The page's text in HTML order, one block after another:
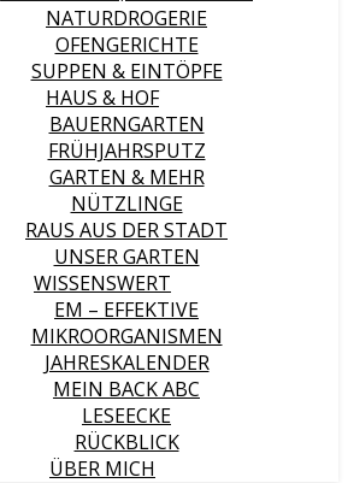
NATURDROGERIE
OFENGERICHTE
SUPPEN & EINTÖPFE
HAUS & HOF
BAUERNGARTEN
FRÜHJAHRSPUTZ
GARTEN & MEHR
NÜTZLINGE
RAUS AUS DER STADT
UNSER GARTEN
WISSENSWERT
EM – EFFEKTIVE
MIKROORGANISMEN
JAHRESKALENDER
MEIN BACK ABC
LESEECKE
RÜCKBLICK
ÜBER MICH